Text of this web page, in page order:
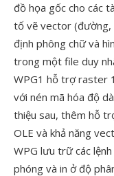
đồ họa gốc cho các
tố vẽ vector (đường,
định phông chữ và
trong một file duy
WPG1 hỗ trợ raster
với nén mã hóa độ
thiệu sau, thêm hỗ
OLE và khả năng
WPG lưu trữ các
phóng và in ở độ